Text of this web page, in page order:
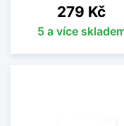
Cena
279 Kč
5 a více